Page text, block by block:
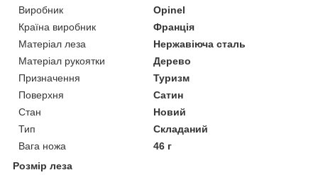
Виробник
Opinel
Країна виробник
Франція
Матеріал леза
Нержавіюча сталь
Матеріал рукоятки
Дерево
Призначення
Туризм
Поверхня
Сатин
Стан
Новий
Тип
Складаний
Вага ножа
46 г
Розмір леза